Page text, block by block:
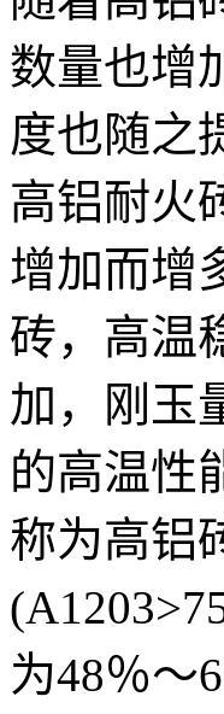
数量也增
度也随之
高铝耐火
增加而增
砖，高温
加，刚玉
的高温性
称为高铝
为48％～